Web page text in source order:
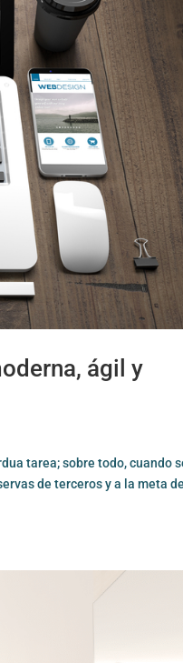
ágil y
tarea; sobre todo, cuando
de terceros y a la meta